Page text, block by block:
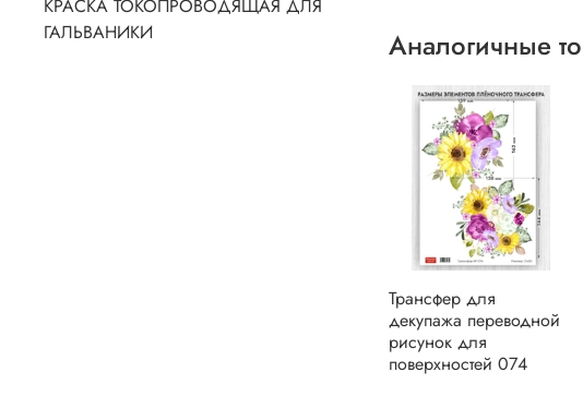
Аналогичные
Трансфер для
декупажа переводной
рисунок для
поверхностей 074
КРАСКА ТОКОПРОВОДЯЩАЯ ДЛЯ
ГАЛЬВАНИКИ